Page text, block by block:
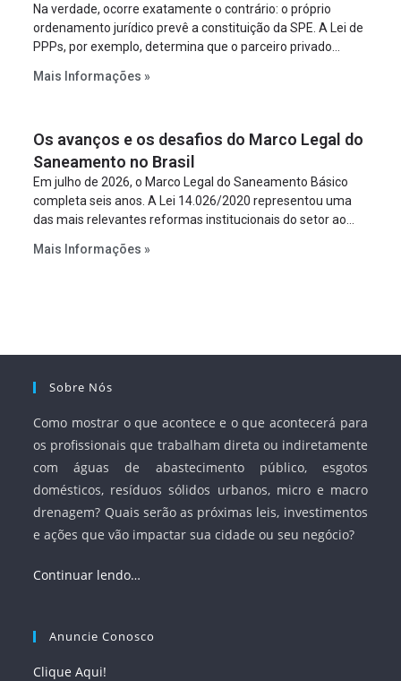
Na verdade, ocorre exatamente o contrário: o próprio
ordenamento jurídico prevê a constituição da SPE. A Lei de
PPPs, por exemplo, determina que o parceiro privado
empreendimento. Ou seja, a suposta “fraude à licitação” é
projeto a projeto.
Mais Informações »
Os avanços e os desafios do Marco Legal do
Saneamento no Brasil
Em julho de 2026, o Marco Legal do Saneamento Básico
completa seis anos. A Lei 14.026/2020 representou uma
das mais relevantes reformas institucionais do setor ao
serviços, ampliar a participação da iniciativa privada,
Mais Informações »
Sobre Nós
Como mostrar o que acontece e o que acontecerá para
os profissionais que trabalham direta ou indiretamente
com águas de abastecimento público, esgotos
domésticos, resíduos sólidos urbanos, micro e macro
drenagem? Quais serão as próximas leis, investimentos
e ações que vão impactar sua cidade ou seu negócio?
Continuar lendo…
Anuncie Conosco
Clique Aqui!